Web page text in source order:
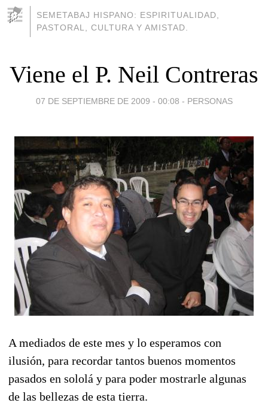
SEMETABAJ HISPANO: ESPIRITUALIDAD,
PASTORAL, CULTURA Y AMISTAD.
Viene el P. Neil Contreras
07 DE SEPTIEMBRE DE 2009 - 00:08 - PERSONAS
A mediados de este mes y lo esperamos con
ilusión, para recordar tantos buenos momentos
pasados en sololá y para poder mostrarle algunas
de las bellezas de esta tierra.